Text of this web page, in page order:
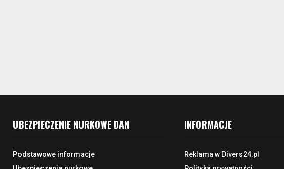
UBEZPIECZENIE NURKOWE DAN
Podstawowe informacje
INFORMACJE
Reklama w Divers24.pl